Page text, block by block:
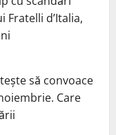
Fratelli d’Italia,
să convoace
Care